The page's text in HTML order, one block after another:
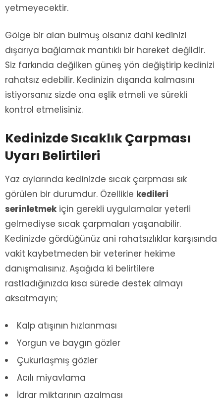
yetmeyecektir.
Gölge bir alan bulmuş olsanız dahi kedinizi
dışarıya bağlamak mantıklı bir hareket değildir.
Siz farkında değilken güneş yön değiştirip kedinizi
rahatsız edebilir. Kedinizin dışarıda kalmasını
istiyorsanız sizde ona eşlik etmeli ve sürekli
kontrol etmelisiniz.
Kedinizde Sıcaklık Çarpması
Uyarı Belirtileri
Yaz aylarında kedinizde sıcak çarpması sık
görülen bir durumdur. Özellikle kedileri
serinletmek için gerekli uygulamalar yeterli
gelmediyse sıcak çarpmaları yaşanabilir.
Kedinizde gördüğünüz ani rahatsızlıklar karşısında
vakit kaybetmeden bir veteriner hekime
danışmalısınız. Aşağıda ki belirtilere
rastladığınızda kısa sürede destek almayı
aksatmayın;
Kalp atışının hızlanması
Yorgun ve baygın gözler
Çukurlaşmış gözler
Acılı miyavlama
İdrar miktarının azalması